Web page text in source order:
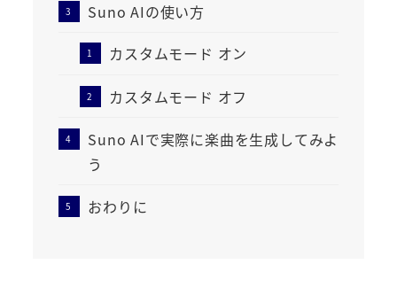
Suno AIの使い方
カスタムモード オン
カスタムモード オフ
Suno AIで実際に楽曲を生成してみよ
う
おわりに